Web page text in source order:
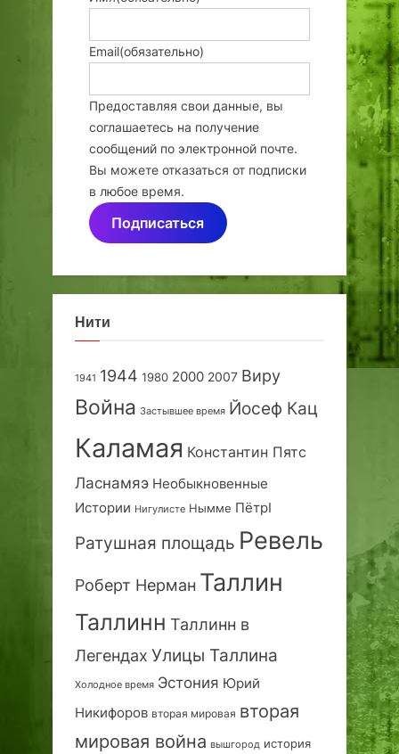
Email(обязательно)
Предоставляя свои данные, вы
соглашаетесь на получение
сообщений по электронной почте.
Вы можете отказаться от подписки
в любое время.
Подписаться
Нити
1941 1944 1980 2000 2007 Виру
Война Застывшее время Йосеф Кац
Каламая Константин Пятс
Ласнамяэ Необыкновенные
Истории Нигулисте Нымме ПётрI
Ратушная площадь Ревель
Роберт Нерман Таллин
Таллинн Таллинн в
Легендах Улицы Таллина
Холодное время Эстония Юрий
Никифоров вторая мировая вторая
мировая война вышгород история